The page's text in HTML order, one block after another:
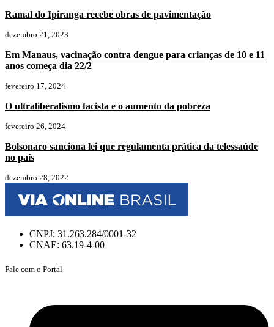
Ramal do Ipiranga recebe obras de pavimentação
dezembro 21, 2023
Em Manaus, vacinação contra dengue para crianças de 10 e 11
anos começa dia 22/2
fevereiro 17, 2024
O ultraliberalismo facista e o aumento da pobreza
fevereiro 26, 2024
Bolsonaro sanciona lei que regulamenta prática da telessaúde
no país
dezembro 28, 2022
CNPJ: 31.263.284/0001-32
CNAE: 63.19-4-00
Fale com o Portal